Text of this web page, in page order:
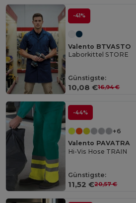
-41%
Valento BTVASTO
Laborkittel STORE
Günstigste:
10,08 €16,94 €
-44%
+6
Valento PAVATRA
Hi-Vis Hose TRAIN
Günstigste:
11,52 €20,57 €